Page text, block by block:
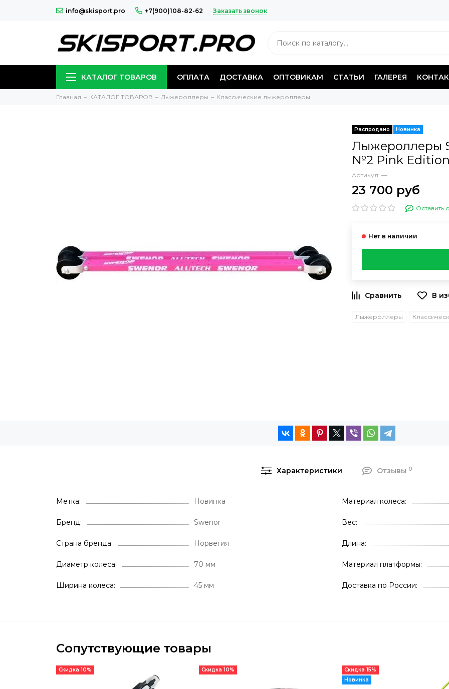
info@skisport.pro +7(900)108-82-62 Заказать звонок
КАТАЛОГ ТОВАРОВ ОПЛАТА ДОСТАВКА ОПТОВИКАМ СТАТЬИ ГАЛЕРЕЯ
Главная КАТАЛОГ ТОВАРОВ Лыжероллеры Классические лыжероллеры
Распродано Новинка
Лыжероллеры
№2 Pink Edition
Артикул: —
23 700 руб
Оставить
Лыжероллеры
Характеристики Отзывы 0
Метка Новинка
Бренд Swenor
Страна бренда Норвегия
Диаметр колеса 70 мм
Ширина колеса 45 мм
Материал колеса
Вес
Длина
Материал платформы
Доставка по России
Сопутствующие товары
Скидка 10% Скидка 10%
Скидка 15%
Новинка